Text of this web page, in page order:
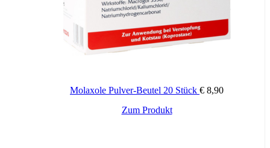
Molaxole Pulver-Beutel 20 Stück € 8,90
Zum Produkt